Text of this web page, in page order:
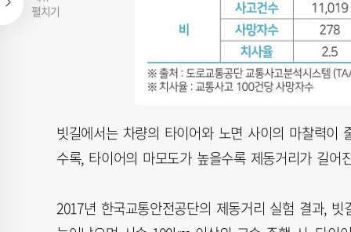
펼치기
빗길에서는 차량의 타이어와 노면 사이의 마찰력이
수록, 타이어의 마모도가 높을수록 제동거리가 길어
2017년 한국교통안전공단의 제동거리 실험 결과,